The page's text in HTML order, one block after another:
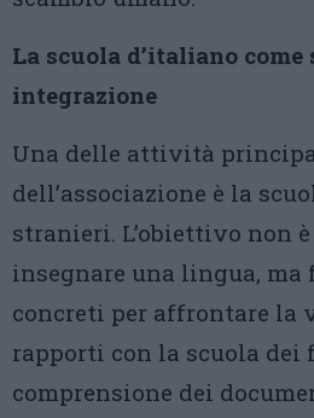
La scuola d’italiano
integrazione
Una delle attività
dell’associazione è la
stranieri. L’obiettivo non
insegnare una lingua,
concreti per affrontare la
rapporti con la scuola
comprensione dei